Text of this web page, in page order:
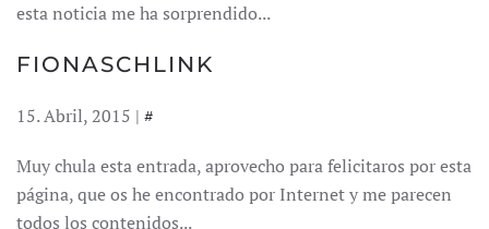
esta noticia me ha sorprendido...
FIONASCHLINK
15. Abril, 2015 | #
Muy chula esta entrada, aprovecho para felicitaros por esta
página, que os he encontrado por Internet y me parecen
todos los contenidos...